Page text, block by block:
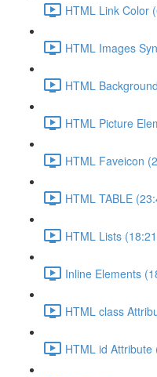
HTML Link Color
HTML Images
HTML
HTML Picture
HTML Faveicon
HTML TABLE
HTML Lists
Inline Elements
HTML class
HTML id Attribute